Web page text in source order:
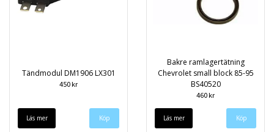
Tändmodul DM1906 LX301
450 kr
Läs mer
Bakre ramlagertätning
Chevrolet small block 85-95
BS40520
460 kr
Läs mer